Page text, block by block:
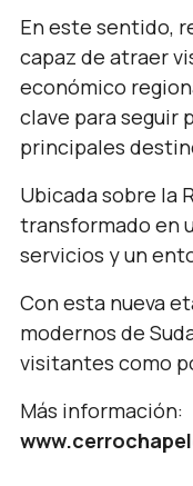
En este sentido,
capaz de atraer
económico
clave para seguir
principales
Ubicada sobre la
transformado en
servicios y un
Con esta nueva
modernos de
visitantes como
Más información: